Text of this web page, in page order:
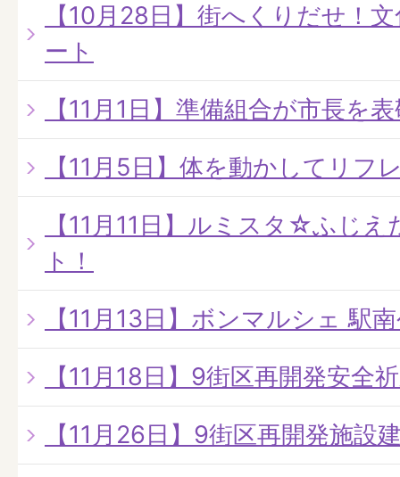
【10月28日】街へくりだせ！
ート
【11月1日】準備組合が市長を
【11月5日】体を動かしてリフ
【11月11日】ルミスタ☆ふじ
ト！
【11月13日】ボンマルシェ 駅
【11月18日】9街区再開発安全
【11月26日】9街区再開発施設